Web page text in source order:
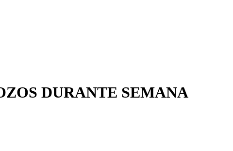
DURANTE SEMANA